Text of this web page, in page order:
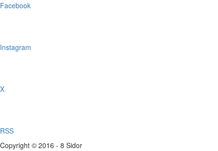
Facebook
Instagram
X
RSS
Copyright © 2016 - 8 Sidor